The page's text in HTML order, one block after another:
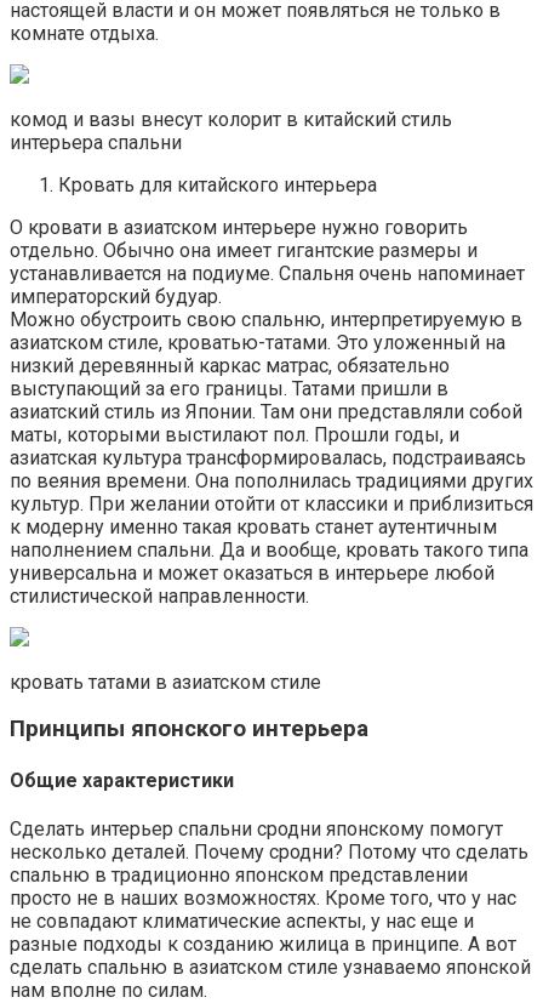
настоящей власти и он может появляться не только в
комнате отдыха.
комод и вазы внесут колорит в китайский стиль
интерьера спальни
Кровать для китайского интерьера
О кровати в азиатском интерьере нужно говорить
отдельно. Обычно она имеет гигантские размеры и
устанавливается на подиуме. Спальня очень напоминает
императорский будуар.
Можно обустроить свою спальню, интерпретируемую в
азиатском стиле, кроватью-татами. Это уложенный на
низкий деревянный каркас матрас, обязательно
выступающий за его границы. Татами пришли в
азиатский стиль из Японии. Там они представляли собой
маты, которыми выстилают пол. Прошли годы, и
азиатская культура трансформировалась, подстраиваясь
по веяния времени. Она пополнилась традициями других
культур. При желании отойти от классики и приблизиться
к модерну именно такая кровать станет аутентичным
наполнением спальни. Да и вообще, кровать такого типа
универсальна и может оказаться в интерьере любой
стилистической направленности.
кровать татами в азиатском стиле
Принципы японского интерьера
Общие характеристики
Сделать интерьер спальни сродни японскому помогут
несколько деталей. Почему сродни? Потому что сделать
спальню в традиционно японском представлении
просто не в наших возможностях. Кроме того, что у нас
не совпадают климатические аспекты, у нас еще и
разные подходы к созданию жилица в принципе. А вот
сделать спальню в азиатском стиле узнаваемо японской
нам вполне по силам.